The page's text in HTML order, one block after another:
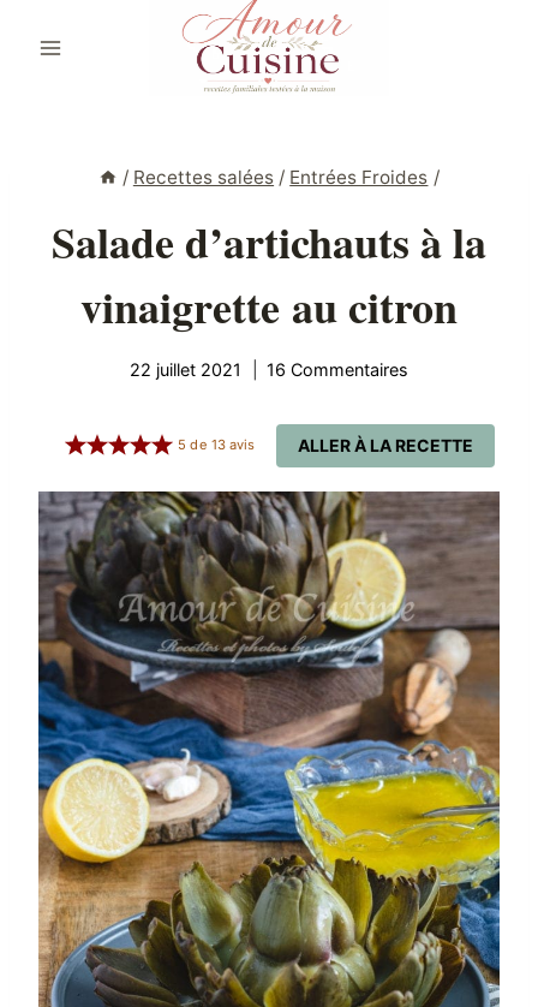
/ Recettes salées / Entrées Froides /
Salade d’artichauts à la
vinaigrette au citron
22 juillet 2021 16 Commentaires
ALLER À LA RECETTE
5 de 13avis